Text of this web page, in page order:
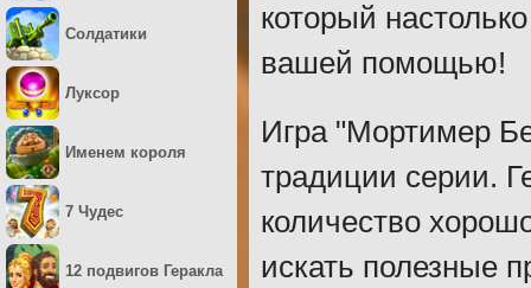
который
вашей помощью!
Игра "Мортимер
традиции серии.
количество
искать полезные
Солдатики
Луксор
Именем короля
7 Чудес
12 подвигов Геракла